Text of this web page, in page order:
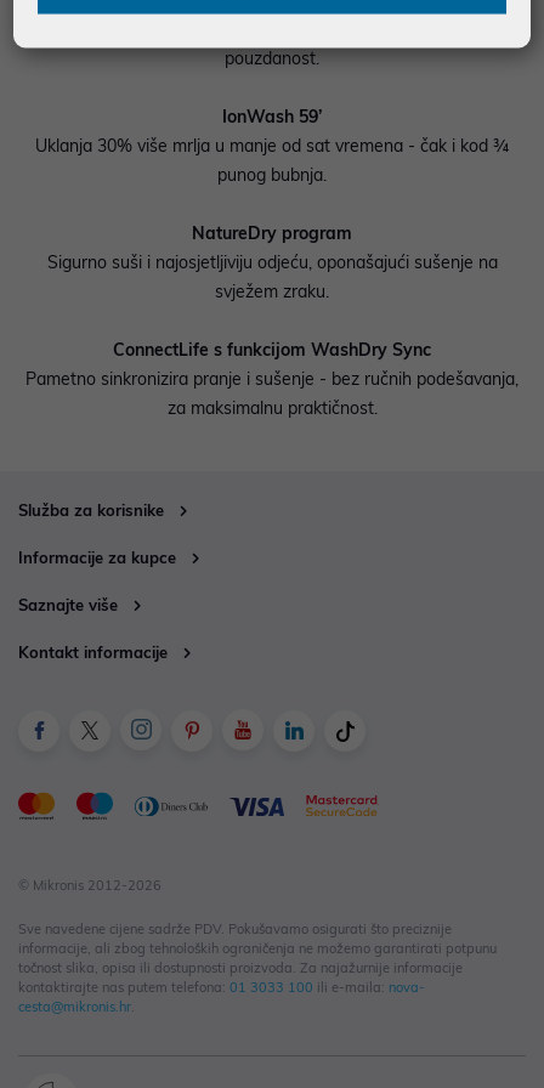
pouzdanost.
IonWash 59’
Uklanja 30% više mrlja u manje od sat vremena - čak i kod ¾
punog bubnja.
NatureDry program
Sigurno suši i najosjetljiviju odjeću, oponašajući sušenje na
svježem zraku.
ConnectLife s funkcijom WashDry Sync
Pametno sinkronizira pranje i sušenje - bez ručnih podešavanja,
za maksimalnu praktičnost.
Služba za korisnike
Informacije za kupce
Saznajte više
Kontakt informacije
© Mikronis 2012-2026
Sve navedene cijene sadrže PDV. Pokušavamo osigurati što preciznije
informacije, ali zbog tehnoloških ograničenja ne možemo garantirati potpunu
točnost slika, opisa ili dostupnosti proizvoda. Za najažurnije informacije
kontaktirajte nas putem telefona: 01 3033 100 ili e-maila: nova-
cesta@mikronis.hr.